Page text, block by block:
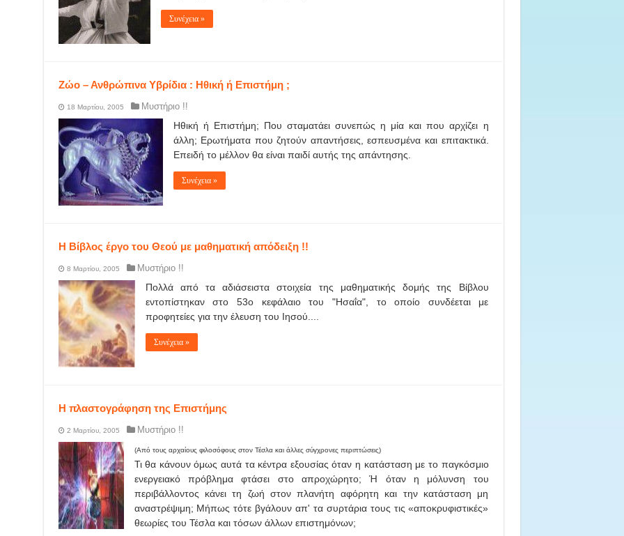
Συνέχεια »
Ζώο – Ανθρώπινα Υβρίδια : Ηθική ή Επιστήμη ;
18 Μαρτίου, 2005 Μυστήριο !!
Ηθική ή Επιστήμη; Που σταματάει συνεπώς η μία και που αρχίζει η
άλλη; Ερωτήματα που ζητούν απαντήσεις, εσπευσμένα και επιτακτικά.
Επειδή το μέλλον θα είναι παιδί αυτής της απάντησης.
Συνέχεια »
Η Βίβλος έργο του Θεού με μαθηματική απόδειξη !!
8 Μαρτίου, 2005 Μυστήριο !!
Πολλά από τα αδιάσειστα στοιχεία της μαθηματικής δομής της Βίβλου
εντοπίστηκαν στο 53ο κεφάλαιο του "Ησαΐα", το οποίο συνδέεται με
προφητείες για την έλευση του Ιησού....
Συνέχεια »
Η πλαστογράφηση της Επιστήμης
2 Μαρτίου, 2005 Μυστήριο !!
(Από τους αρχαίους φιλοσόφους στον Τέσλα και άλλες σύγχρονες περιπτώσεις)
Τι θα κάνουν όμως αυτά τα κέντρα εξουσίας όταν η κατάσταση με το παγκόσμιο
ενεργειακό πρόβλημα φτάσει στο απροχώρητο; Ή όταν η μόλυνση του
περιβάλλοντος κάνει τη ζωή στον πλανήτη αφόρητη και την κατάσταση μη
αναστρέψιμη; Μήπως τότε βγάλουν απ' τα συρτάρια τους τις «αποκρυφιστικές»
θεωρίες του Τέσλα και τόσων άλλων επιστημόνων;